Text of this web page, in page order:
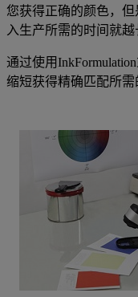
您获得正确的颜色，
入生产所需的时间就越
通过使用
缩短获得精确匹配所需